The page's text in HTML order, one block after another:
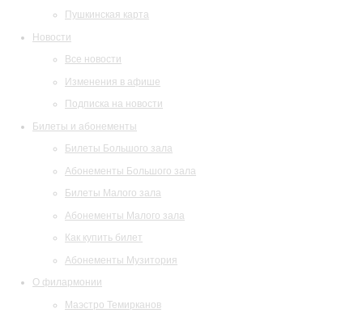
Пушкинская карта
Новости
Все новости
Изменения в афише
Подписка на новости
Билеты и абонементы
Билеты Большого зала
Абонементы Большого зала
Билеты Малого зала
Абонементы Малого зала
Как купить билет
Абонементы Музитория
О филармонии
Маэстро Темирканов